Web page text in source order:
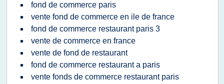
fond de commerce paris
vente fond de commerce en ile de france
fond de commerce restaurant paris 3
vente de commerce en france
vente de fond de restaurant
fond de commerce restaurant a paris
vente fonds de commerce restaurant paris